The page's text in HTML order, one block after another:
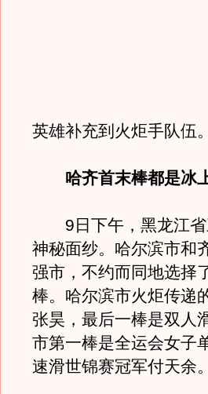
英雄补充到火炬手队伍。
哈齐首末棒都是冰
9日下午，黑龙江省
神秘面纱。哈尔滨市和
强市，不约而同地选择
棒。哈尔滨市火炬传递
张昊，最后一棒是双人
市第一棒是全运会女子
速滑世锦赛冠军付天余。